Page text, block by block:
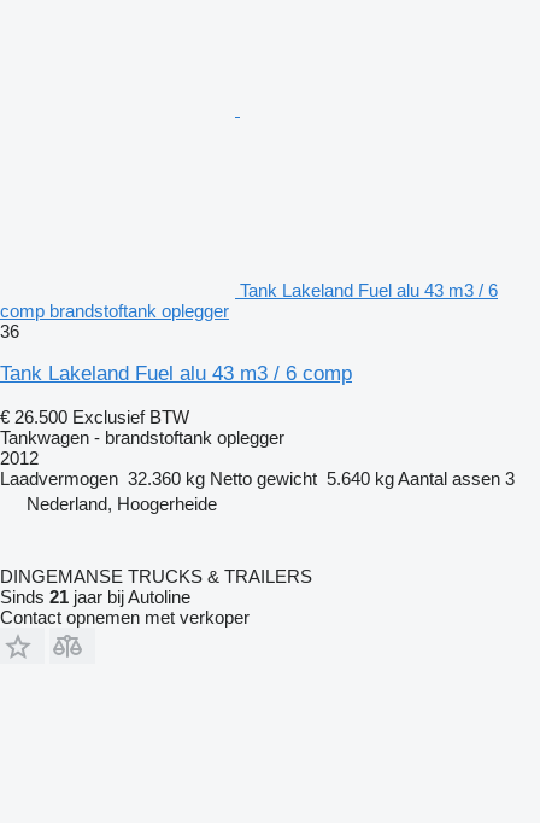
Tank Lakeland Fuel alu 43 m3 / 6
comp brandstoftank oplegger
36
Tank Lakeland Fuel alu 43 m3 / 6 comp
€ 26.500 Exclusief BTW
Tankwagen - brandstoftank oplegger
2012
Laadvermogen 32.360 kg Netto gewicht 5.640 kgAantal assen 3
Nederland, Hoogerheide
DINGEMANSE TRUCKS & TRAILERS
Sinds 21 jaar bij Autoline
Contact opnemen met verkoper